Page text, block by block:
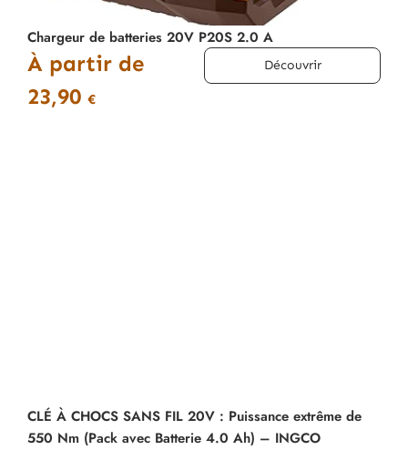
Chargeur de batteries 20V P20S 2.0 A
À partir de
23,90 €
Découvrir
CLÉ À CHOCS SANS FIL 20V : Puissance extrême de
550 Nm (Pack avec Batterie 4.0 Ah) – INGCO